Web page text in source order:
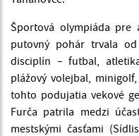
Športová olympiáda pre
putovný pohár trvala
disciplín – futbal,
plážový volejbal,
tohto podujatia vekové
Furča patrila medzi
mestskými časťami